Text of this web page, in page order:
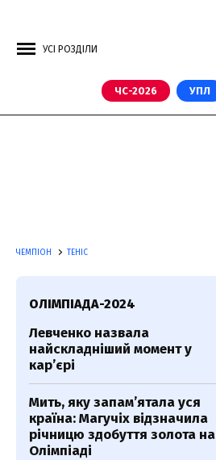
УСІ РОЗДІЛИ
ЧС-2026 УПЛ
ЧЕМПІОН ТЕНІС
ОЛІМПІАДА-2024
Левченко назвала
найскладніший момент у
кар’єрі
Мить, яку запамʼятала уся
країна: Магучіх відзначила
річницю здобуття золота на
Олімпіаді